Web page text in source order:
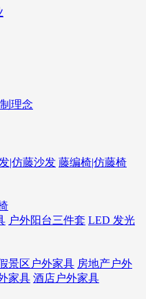
理念
|仿藤沙发 藤编椅|仿藤椅
户外阳台三件套 LED 发光
景区户外家具 房地产户外
家具 酒店户外家具